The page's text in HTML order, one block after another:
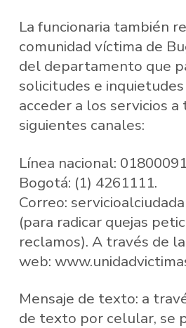
La funcionaria también
comunidad víctima de
del departamento que
solicitudes e
acceder a los servicios
siguientes canales:
Línea nacional:
Bogotá: (1) 4261111.
Correo:
(para radicar quejas
reclamos). A través de
web:
Mensaje de texto: a
de texto por celular, se